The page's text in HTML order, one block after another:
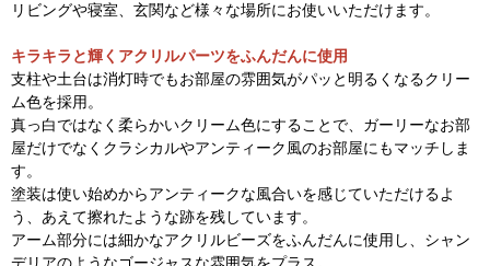
リビングや寝室、玄関など様々な場所にお使いいただけます。
キラキラと輝くアクリルパーツをふんだんに使用
支柱や土台は消灯時でもお部屋の雰囲気がパッと明るくなるクリー
ム色を採用。
真っ白ではなく柔らかいクリーム色にすることで、ガーリーなお部
屋だけでなくクラシカルやアンティーク風のお部屋にもマッチしま
す。
塗装は使い始めからアンティークな風合いを感じていただけるよ
う、あえて擦れたような跡を残しています。
アーム部分には細かなアクリルビーズをふんだんに使用し、シャン
デリアのようなゴージャスな雰囲気をプラス。